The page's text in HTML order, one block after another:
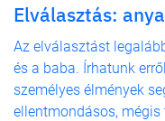
Elválasztás:
Az elválasztást
és a baba. Írhatunk
személyes élmények
ellentmondásos, mégis